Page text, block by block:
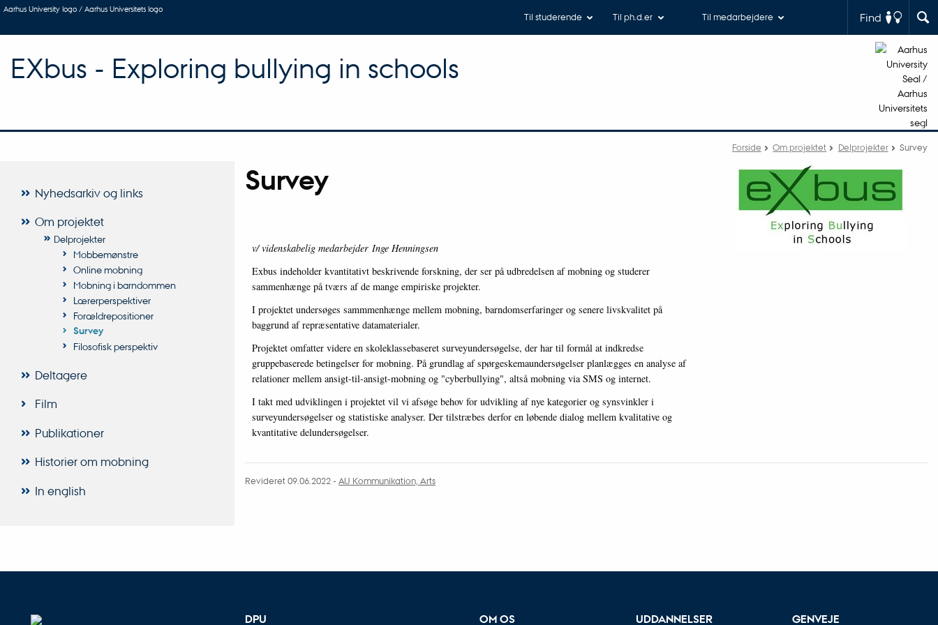
Aarhus University logo / Aarhus Universitets logo
Find
Til studerende Til ph.d.er Til medarbejdere
EXbus - Exploring bullying in schools
Forside Om projektet Delprojekter Survey
Nyhedsarkiv og links
Om projektet
Delprojekter
Mobbemønstre
Online mobning
Mobning i barndommen
Lærerperspektiver
Forældrepositioner
Survey
Filosofisk perspektiv
Deltagere
Film
Publikationer
Historier om mobning
In english
Survey
v/ videnskabelig medarbejder Inge Henningsen
Exbus indeholder kvantitativt beskrivende forskning, der ser på udbredelsen af mobning og studerer
sammenhænge på tværs af de mange empiriske projekter.
I projektet undersøges sammmenhænge mellem mobning, barndomserfaringer og senere livskvalitet på
baggrund af repræsentative datamaterialer.
Projektet omfatter videre en skoleklassebaseret surveyundersøgelse, der har til formål at indkredse
gruppebaserede betingelser for mobning. På grundlag af spørgeskemaundersøgelser planlægges en analyse af
relationer mellem ansigt-til-ansigt-mobning og "cyberbullying", altså mobning via SMS og internet.
I takt med udviklingen i projektet vil vi afsøge behov for udvikling af nye kategorier og synsvinkler i
surveyundersøgelser og statistiske analyser. Der tilstræbes derfor en løbende dialog mellem kvalitative og
kvantitative delundersøgelser.
Revideret 09.06.2022 - AU Kommunikation, Arts
DPU OM OS UDDANNELSER GENVEJE